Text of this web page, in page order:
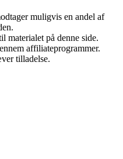
muligvis en andel af
materialet på denne side.
affiliateprogrammer.
tilladelse.